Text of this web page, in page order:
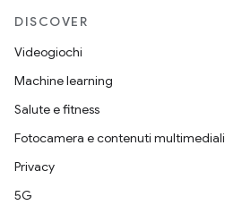
DISCOVER
Videogiochi
Machine learning
Salute e fitness
Fotocamera e contenuti multimediali
Privacy
5G